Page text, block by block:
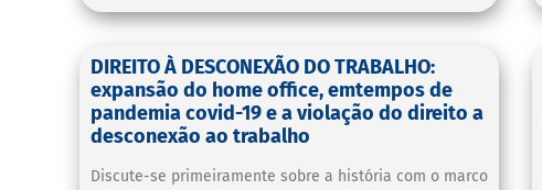
DIREITO À DESCONEXÃO DO TRABALHO:
expansão do home office, emtempos de
pandemia covid-19 e a violação do direito a
desconexão ao trabalho
Discute-se primeiramente sobre a história com o marco